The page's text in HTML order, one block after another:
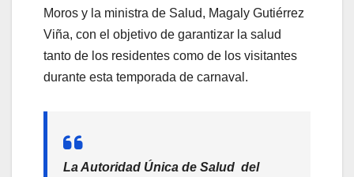
Moros y la ministra de Salud, Magaly Gutiérrez
Viña, con el objetivo de garantizar la salud
tanto de los residentes como de los visitantes
durante esta temporada de carnaval.
La Autoridad Única de Salud del